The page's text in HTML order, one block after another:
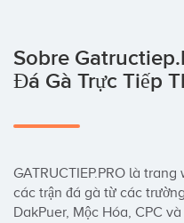
Sobre
Đá Gà Trực Tiếp
GATRUCTIEP.PRO là
các trận đá gà từ các
DakPuer, Mộc Hóa, CPC